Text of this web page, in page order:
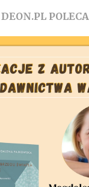
DEON.PL POLECA